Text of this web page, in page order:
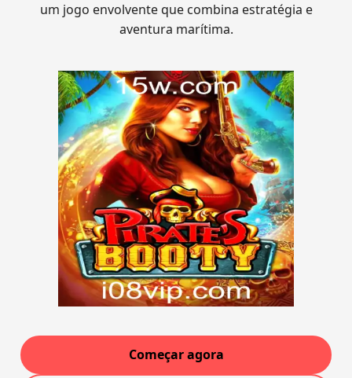
um jogo envolvente que combina estratégia e
aventura marítima.
Começar agora